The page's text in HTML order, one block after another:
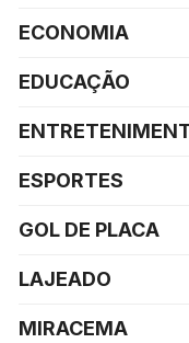
ECONOMIA
EDUCAÇÃO
ESPORTES
GOL DE PLACA
LAJEADO
MIRACEMA